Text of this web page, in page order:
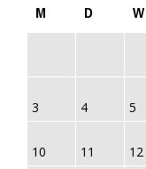
M
D W
3 4 5
10 11 12